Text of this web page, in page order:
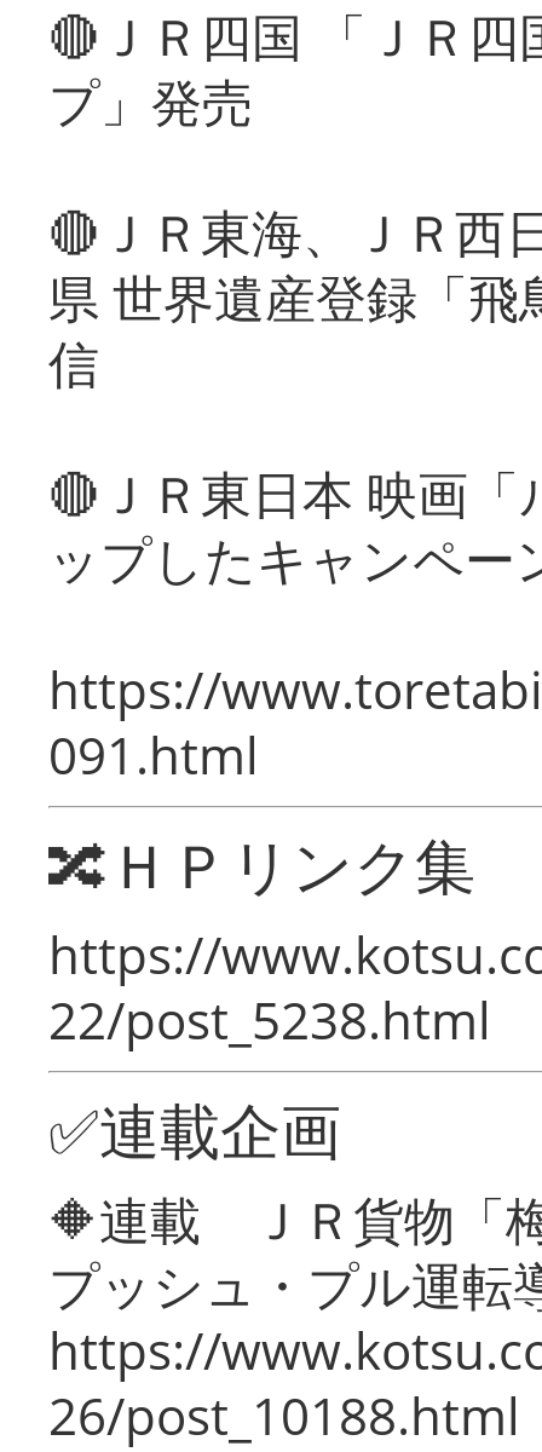
🔴ＪＲ四国 「ＪＲ
プ」発売
🔴ＪＲ東海、ＪＲ西
県 世界遺産登録「
信
🔴ＪＲ東日本 映画
ップしたキャンペー
https://
091.html
🔀ＨＰリンク集
https://
22/post_5238.html
✅連載企画
🔶連載 ＪＲ貨物「
プッシュ・プル運転
https://
26/post_10188.html